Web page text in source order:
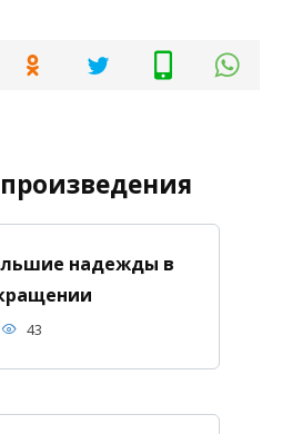
надежды в
43